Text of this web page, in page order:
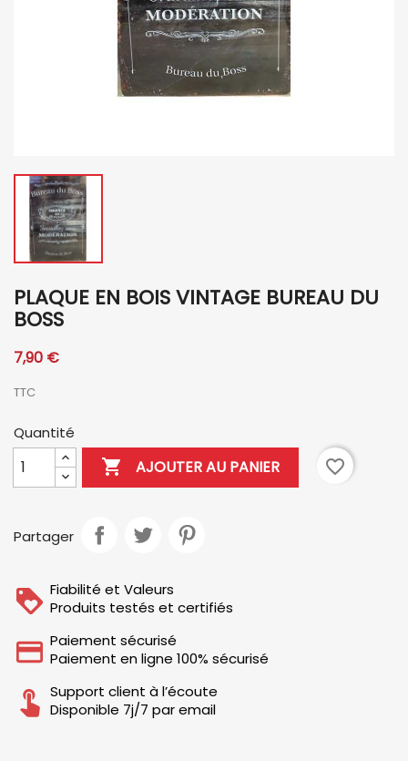
PLAQUE EN BOIS VINTAGE BUREAU DU
BOSS
7,90 €
TTC
Quantité
 AJOUTER AU PANIER favorite_border
Partager
Fiabilité et Valeurs
Produits testés et certifiés
Paiement sécurisé
Paiement en ligne 100% sécurisé
Support client à l’écoute
Disponible 7j/7 par email